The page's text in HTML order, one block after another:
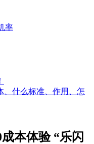
率
、什么标准、作用、怎
本体验 “乐闪